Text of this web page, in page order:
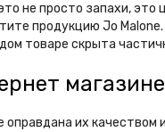
не просто запахи,
продукцию Jo
товаре скрыта
оправдана их